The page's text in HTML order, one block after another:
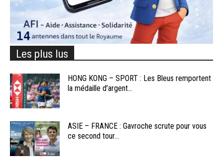
Les plus lus
HONG KONG – SPORT : Les Bleus remportent
la médaille d’argent...
ASIE – FRANCE : Gavroche scrute pour vous
ce second tour...